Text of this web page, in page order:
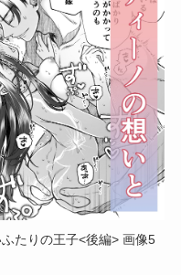
たりの王子<後編> 画像5